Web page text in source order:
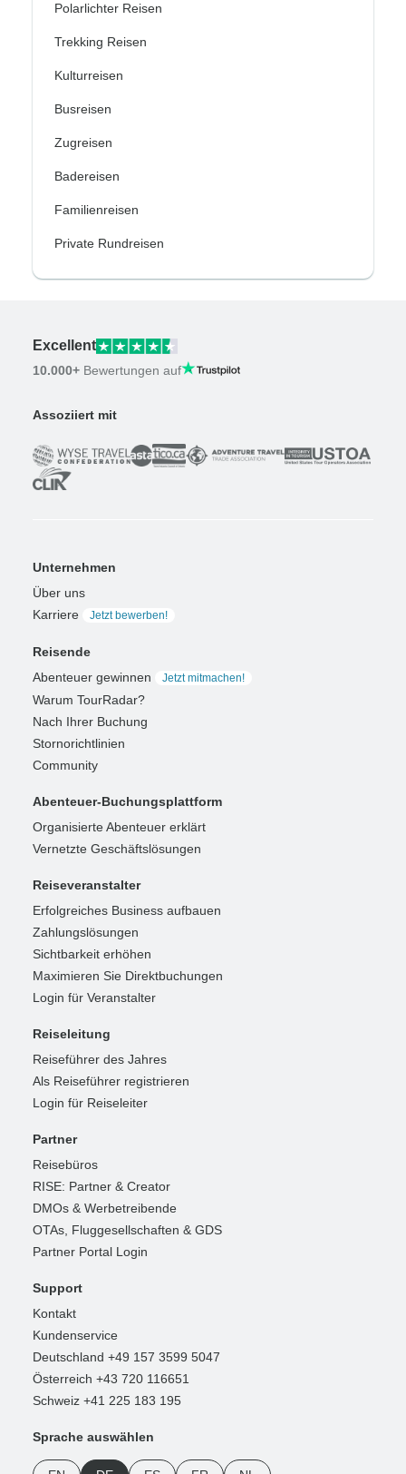
Polarlichter Reisen
Trekking Reisen
Kulturreisen
Busreisen
Zugreisen
Badereisen
Familienreisen
Private Rundreisen
Excellent
10.000+ Bewertungen auf
Assoziiert mit
Unternehmen
Über uns
Karriere
Jetzt bewerben!
Reisende
Abenteuer gewinnen
Jetzt mitmachen!
Warum TourRadar?
Nach Ihrer Buchung
Stornorichtlinien
Community
Abenteuer-Buchungsplattform
Organisierte Abenteuer erklärt
Vernetzte Geschäftslösungen
Reiseveranstalter
Erfolgreiches Business aufbauen
Zahlungslösungen
Sichtbarkeit erhöhen
Maximieren Sie Direktbuchungen
Login für Veranstalter
Reiseleitung
Reiseführer des Jahres
Als Reiseführer registrieren
Login für Reiseleiter
Partner
Reisebüros
RISE: Partner & Creator
DMOs & Werbetreibende
OTAs, Fluggesellschaften & GDS
Partner Portal Login
Support
Kontakt
Kundenservice
Deutschland +49 157 3599 5047
Österreich +43 720 116651
Schweiz +41 225 183 195
Sprache auswählen